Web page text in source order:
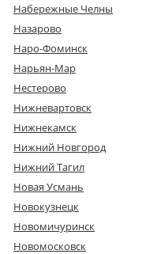
Набережные Челны
Назарово
Наро-Фоминск
Нарьян-Мар
Нестерово
Нижневартовск
Нижнекамск
Нижний Новгород
Нижний Тагил
Новая Усмань
Новокузнецк
Новомичуринск
Новомосковск